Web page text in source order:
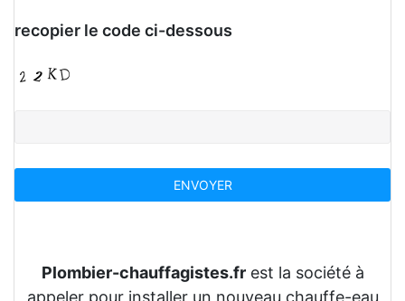
recopier le code ci-dessous
Plombier-chauffagistes.frest la société à
appeler pour installer un nouveau chauffe-eau